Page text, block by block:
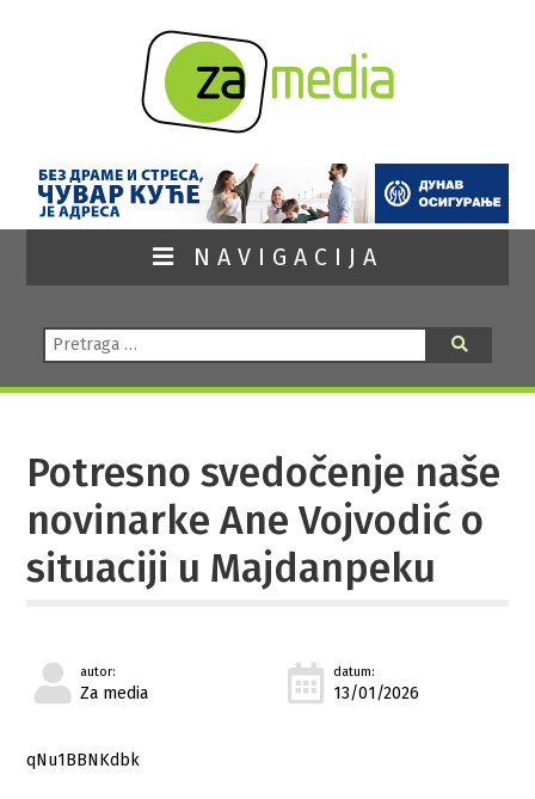
NAVIGACIJA
Pretraga:
Potresno svedočenje naše
novinarke Ane Vojvodić o
situaciji u Majdanpeku
autor:
Za media
datum:
13/01/2026
qNu1BBNKdbk